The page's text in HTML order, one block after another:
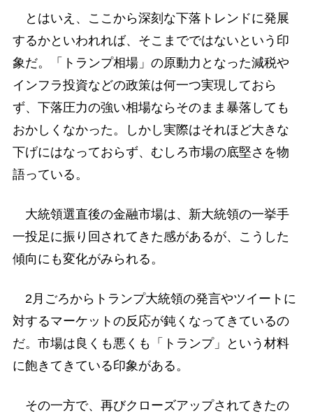
とはいえ、ここから深刻な下落トレンドに発展
するかといわれれば、そこまでではないという印
象だ。「トランプ相場」の原動力となった減税や
インフラ投資などの政策は何一つ実現しておら
ず、下落圧力の強い相場ならそのまま暴落しても
おかしくなかった。しかし実際はそれほど大きな
下げにはなっておらず、むしろ市場の底堅さを物
語っている。
大統領選直後の金融市場は、新大統領の一挙手
一投足に振り回されてきた感があるが、こうした
傾向にも変化がみられる。
2月ごろからトランプ大統領の発言やツイートに
対するマーケットの反応が鈍くなってきているの
だ。市場は良くも悪くも「トランプ」という材料
に飽きてきている印象がある。
その一方で、再びクローズアップされてきたの